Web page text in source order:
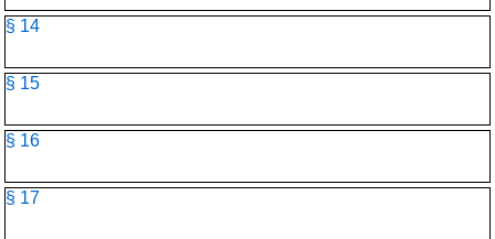
§ 14
§ 15
§ 16
§ 17